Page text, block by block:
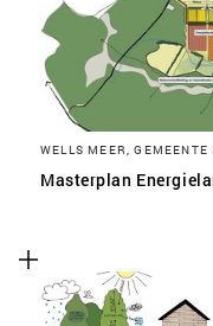
WELLS MEER, GEMEENTE
Masterplan